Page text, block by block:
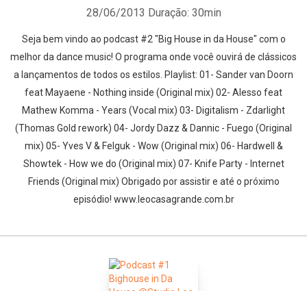
28/06/2013 Duração: 30min
Seja bem vindo ao podcast #2 "Big House in da House" com o
melhor da dance music! O programa onde você ouvirá de clássicos
a lançamentos de todos os estilos. Playlist: 01- Sander van Doorn
feat Mayaene - Nothing inside (Original mix) 02- Alesso feat
Mathew Komma - Years (Vocal mix) 03- Digitalism - Zdarlight
(Thomas Gold rework) 04- Jordy Dazz & Dannic - Fuego (Original
mix) 05- Yves V & Felguk - Wow (Original mix) 06- Hardwell &
Showtek - How we do (Original mix) 07- Knife Party - Internet
Friends (Original mix) Obrigado por assistir e até o próximo
episódio! www.leocasagrande.com.br